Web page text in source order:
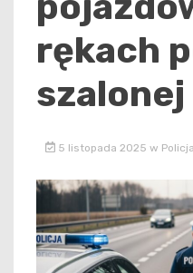
rękach
5 listopada 2025 w Policja